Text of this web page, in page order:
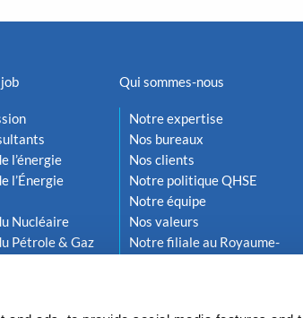
l’énergie
l’Énergie
Nucléaire
Pétrole & Gaz
Qui sommes-nous
Notre expertise
Nos bureaux
Nos clients
Notre politique QHSE
Notre équipe
Nos valeurs
Notre filiale au Royaume-